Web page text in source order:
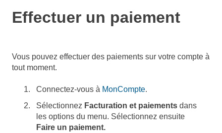
Effectuer un paiement
Vous pouvez effectuer des paiements sur votre compte à
tout moment.
Connectez-vous à MonCompte.
Sélectionnez Facturation et paiements dans
les options du menu. Sélectionnez ensuite
Faire un paiement.